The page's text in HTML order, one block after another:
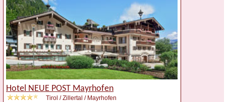
Hotel NEUE POST Mayrhofen
Tirol / Zillertal / Mayrhofen